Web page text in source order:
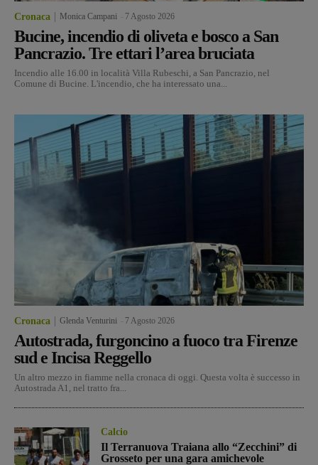
Cronaca Monica Campani 7 Agosto 2026
Bucine, incendio di oliveta e bosco a San
Pancrazio. Tre ettari l’area bruciata
Incendio alle 16.00 in località Villa Rubeschi, a San Pancrazio, nel
Comune di Bucine. L'incendio, che ha interessato una...
Cronaca Glenda Venturini 7 Agosto 2026
Autostrada, furgoncino a fuoco tra Firenze
sud e Incisa Reggello
Un altro mezzo in fiamme nella cronaca di oggi. Questa volta è successo in
Autostrada A1, nel tratto fra...
Calcio
Il Terranuova Traiana allo “Zecchini” di
Grosseto per una gara amichevole